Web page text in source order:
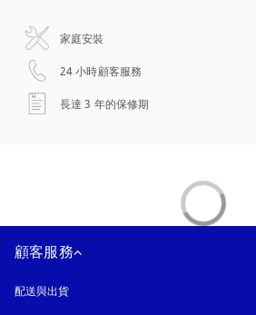
家庭安裝
24 小時顧客服務
長達 3 年的保修期
顧客服務
配送與出貨